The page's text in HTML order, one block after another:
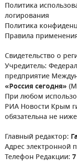
Политика
логирования
Политика
Правила
Свидетельство о
Учредитель:
предприятие
«Россия сегодня»
При любом
РИА Новости Крым
обязательна не
Главный редактор:
Адрес электронной
Телефон Редакции: